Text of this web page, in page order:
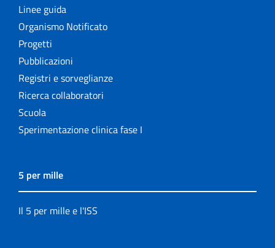
Linee guida
Organismo Notificato
Progetti
Pubblicazioni
Registri e sorveglianze
Ricerca collaboratori
Scuola
Sperimentazione clinica fase I
5 per mille
Il 5 per mille e l'ISS